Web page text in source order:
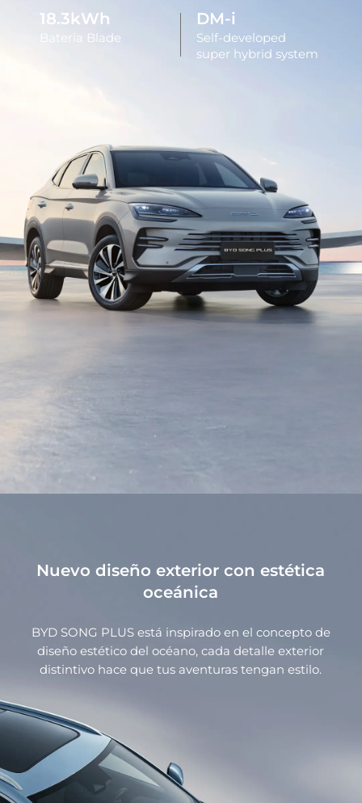
18.3kWh
Batería Blade
DM-i
Self-developed
super hybrid system
Nuevo diseño exterior con estética
oceánica
BYD SONG PLUS está inspirado en el concepto de
diseño estético del océano, cada detalle exterior
distintivo hace que tus aventuras tengan estilo.